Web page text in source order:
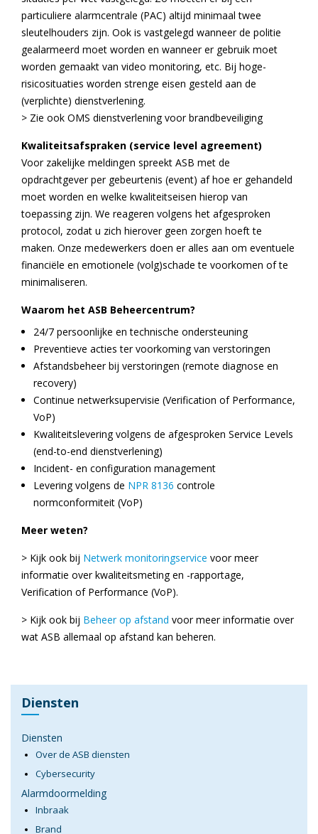
particuliere alarmcentrale (PAC) altijd minimaal twee
sleutelhouders zijn. Ook is vastgelegd wanneer de politie
gealarmeerd moet worden en wanneer er gebruik moet
worden gemaakt van video monitoring, etc. Bij hoge-
risicosituaties worden strenge eisen gesteld aan de
(verplichte) dienstverlening.
> Zie ook OMS dienstverlening voor brandbeveiliging
Kwaliteitsafspraken (service level agreement)
Voor zakelijke meldingen spreekt ASB met de
opdrachtgever per gebeurtenis (event) af hoe er gehandeld
moet worden en welke kwaliteitseisen hierop van
toepassing zijn. We reageren volgens het afgesproken
protocol, zodat u zich hierover geen zorgen hoeft te
maken. Onze medewerkers doen er alles aan om eventuele
financiële en emotionele (volg)schade te voorkomen of te
minimaliseren.
Waarom het ASB Beheercentrum?
24/7 persoonlijke en technische ondersteuning
Preventieve acties ter voorkoming van verstoringen
Afstandsbeheer bij verstoringen (remote diagnose en
recovery)
Continue netwerksupervisie (Verification of Performance,
VoP)
Kwaliteitslevering volgens de afgesproken Service Levels
(end-to-end dienstverlening)
Incident- en configuration management
Levering volgens de NPR 8136 controle
normconformiteit (VoP)
Meer weten?
> Kijk ook bij Netwerk monitoringservice voor meer
informatie over kwaliteitsmeting en -rapportage,
Verification of Performance (VoP).
> Kijk ook bij Beheer op afstand voor meer informatie over
wat ASB allemaal op afstand kan beheren.
Diensten
Diensten
Over de ASB diensten
Cybersecurity
Alarmdoormelding
Inbraak
Brand